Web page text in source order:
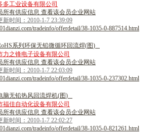
多工业设备有限公司
所有供应信息 查看该会员企业网站
新时间：2010-1-7 23:39:09
tradeinfo/offerdetail/38-1035-0-887514.html
oHS系列 环保无铅微循环回流焊(图)
力之锋电子设备有限公司
所有供应信息 查看该会员企业网站
新时间：2010-1-7 22:03:09
tradeinfo/offerdetail/38-1035-0-237302.html
脑无铅热风回流焊机(图)
福佳自动化设备有限公司
所有供应信息 查看该会员企业网站
新时间：2010-1-7 22:02:27
tradeinfo/offerdetail/38-1035-0-821261.html